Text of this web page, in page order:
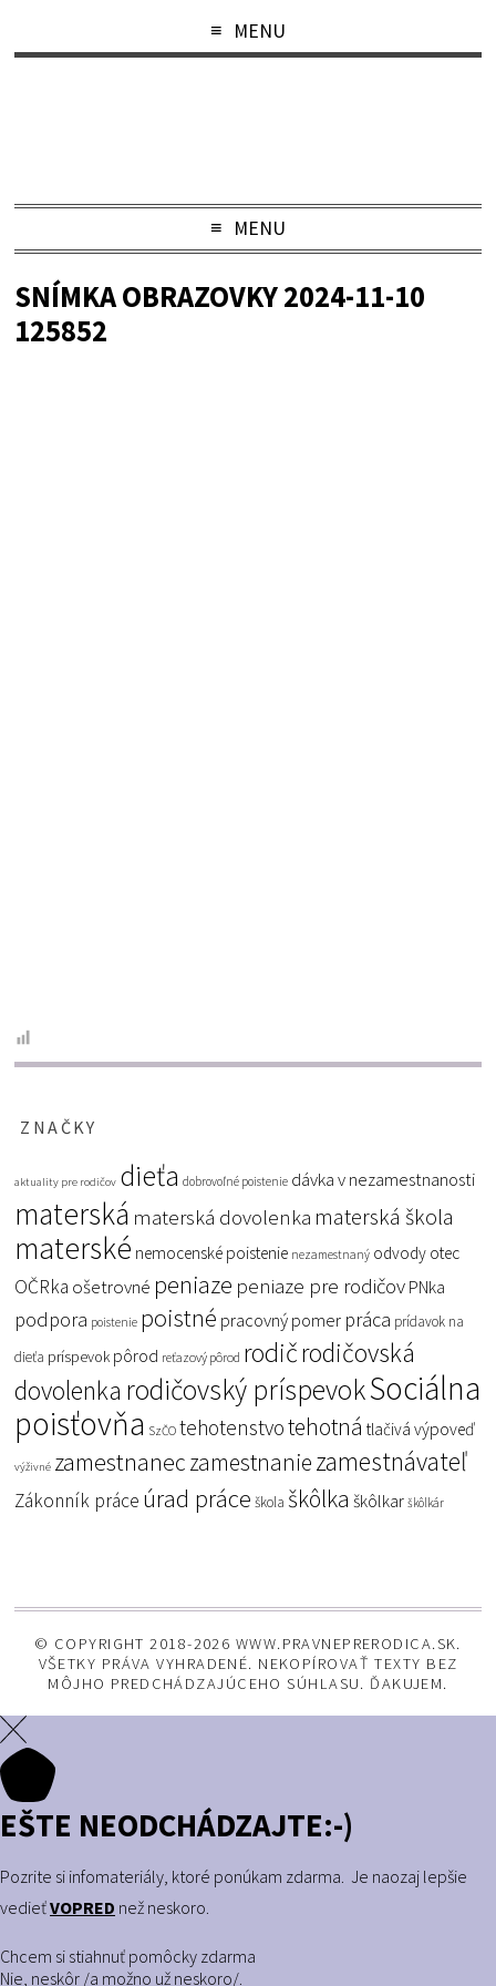
MENU
MENU
SNÍMKA OBRAZOVKY 2024-11-10
125852
ZNAČKY
aktuality pre rodičov dieťa dobrovoľné poistenie dávka v nezamestnanosti
materská materská dovolenka materská škola
materské nemocenské poistenie nezamestnaný odvody otec
OČRka ošetrovné peniaze peniaze pre rodičov PNka
podpora poistenie poistné pracovný pomer práca prídavok na
dieťa príspevok pôrod reťazový pôrod rodičrodičovská
dovolenka rodičovský príspevokSociálna
poisťovňa SzČO tehotenstvotehotná tlačivá výpoveď
výživné zamestnaneczamestnaniezamestnávateľ
Zákonník práce úrad práce škola škôlka škôlkar škôlkár
© COPYRIGHT 2018-2026 WWW.PRAVNEPRERODICA.SK.
VŠETKY PRÁVA VYHRADENÉ. NEKOPÍROVAŤ TEXTY BEZ
MÔJHO PREDCHÁDZAJÚCEHO SÚHLASU. ĎAKUJEM.
EŠTE NEODCHÁDZAJTE:-)
Pozrite si infomateriály, ktoré ponúkam zdarma. Je naozaj lepšie
vedieťVOPRED než neskoro.
Chcem si stiahnuť pomôcky zdarma
Nie, neskôr /a možno už neskoro/.